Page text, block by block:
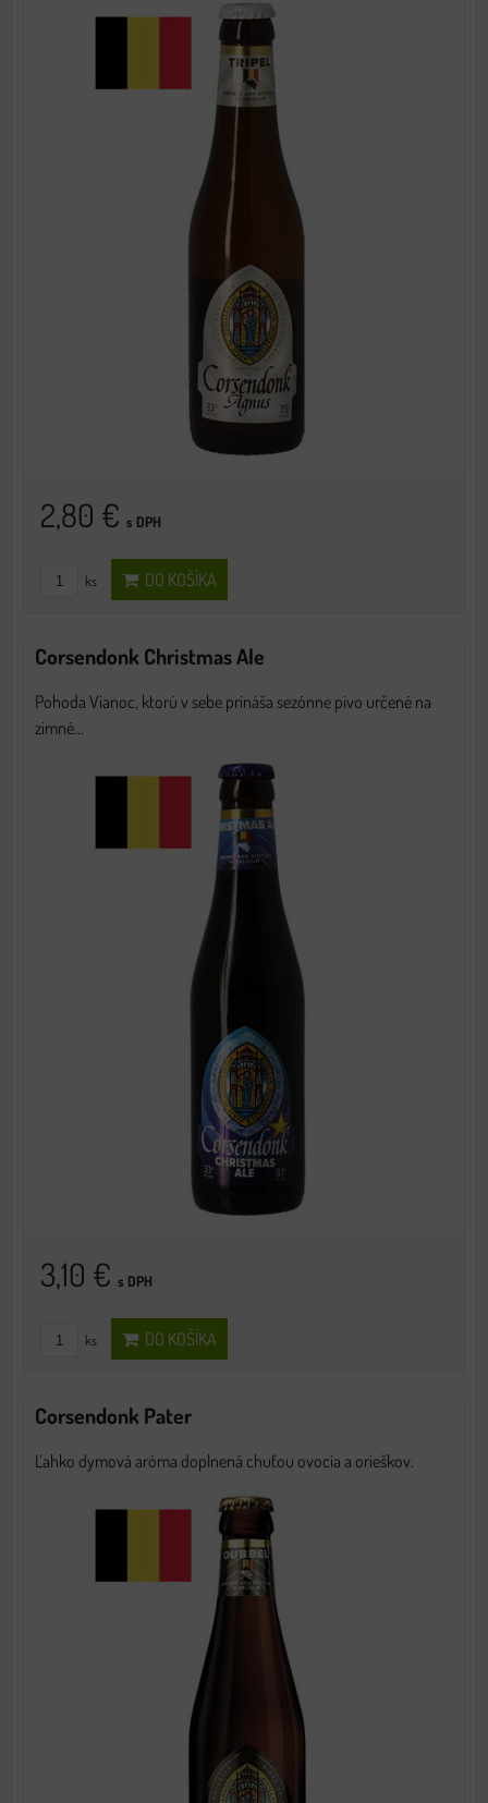
2,80 € s DPH
ks DO KOŠÍKA
Corsendonk Christmas Ale
Pohoda Vianoc, ktorú v sebe prináša sezónne pivo určené na
zimné...
3,10 € s DPH
ks DO KOŠÍKA
Corsendonk Pater
Ľahko dymová aróma doplnená chuťou ovocia a orieškov.